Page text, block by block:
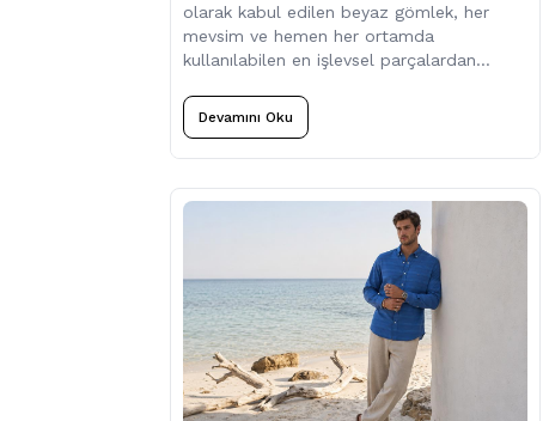
olarak kabul edilen beyaz gömlek, her
mevsim ve hemen her ortamda
kullanılabilen en işlevsel parçalardan
Devamını Oku